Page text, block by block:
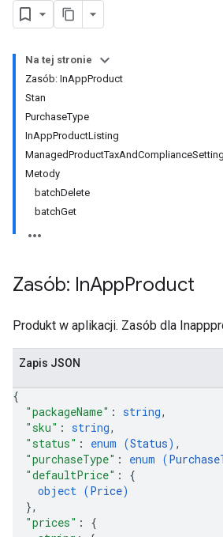
Na tej stronie
Zasób: InAppProduct
Stan
PurchaseType
InAppProductListing
Metody
batchDelete
batchGet
Zasób: InAppProduct
Produkt w aplikacji. Zasób dla
Zapis JSON
{
"packageName" : string,
"sku" : string,
"status" : enum (Status) ,
"purchaseType" : enum (
"defaultPrice" : {
object (Price)
},
"prices" : {